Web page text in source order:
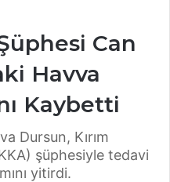
Can
Havva
Kaybetti
Dursun, Kırım
şüphesiyle tedavi
yitirdi.